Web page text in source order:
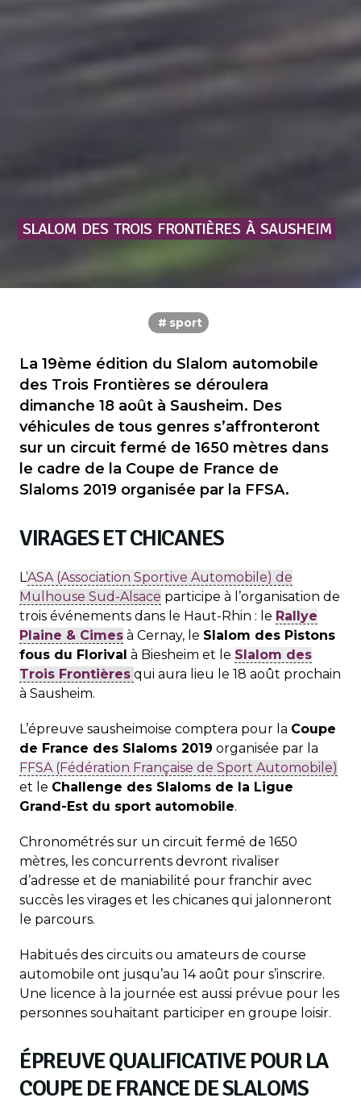
SLALOM DES TROIS FRONTIÈRES À SAUSHEIM
sport
La 19ème édition du Slalom automobile
des Trois Frontières se déroulera
dimanche 18 août à Sausheim. Des
véhicules de tous genres s’affronteront
sur un circuit fermé de 1650 mètres dans
le cadre de la Coupe de France de
Slaloms 2019 organisée par la FFSA.
VIRAGES ET CHICANES
L’ASA (Association Sportive Automobile) de
Mulhouse Sud-Alsace participe à l’organisation de
trois événements dans le Haut-Rhin : le Rallye
Plaine & Cimes à Cernay, le Slalom des Pistons
fous du Florival à Biesheim et le Slalom des
Trois Frontières qui aura lieu le 18 août prochain
à Sausheim.
L’épreuve sausheimoise comptera pour la Coupe
de France des Slaloms 2019 organisée par la
FFSA (Fédération Française de Sport Automobile)
et le Challenge des Slaloms de la Ligue
Grand-Est du sport automobile.
Chronométrés sur un circuit fermé de 1650
mètres, les concurrents devront rivaliser
d’adresse et de maniabilité pour franchir avec
succès les virages et les chicanes qui jalonneront
le parcours.
Habitués des circuits ou amateurs de course
automobile ont jusqu’au 14 août pour s’inscrire.
Une licence à la journée est aussi prévue pour les
personnes souhaitant participer en groupe loisir.
ÉPREUVE QUALIFICATIVE POUR LA
COUPE DE FRANCE DE SLALOMS